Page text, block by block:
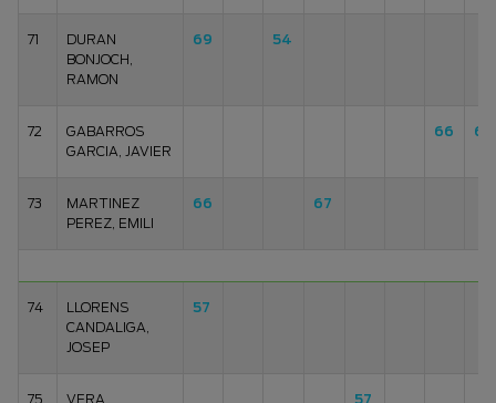
71
DURAN
BONJOCH,
RAMON
69 54
72
GABARROS
GARCIA, JAVIER
66 61
73
MARTINEZ
PEREZ, EMILI
66 67
74
LLORENS
CANDALIGA,
JOSEP
57
75
VERA
57